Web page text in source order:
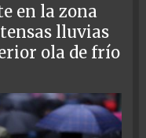
en la zona
lluvias
ola de frío